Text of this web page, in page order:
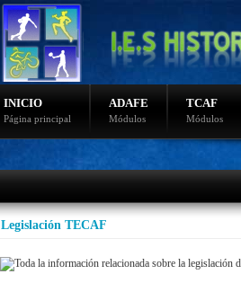
INICIO
Página principal
ADAFE
Módulos
TCAF
Módulos
Video de nudos
Fotos sierra nevada 2014
Programación montaña
Legislación TECAF
Toda la información relacionada sobre la